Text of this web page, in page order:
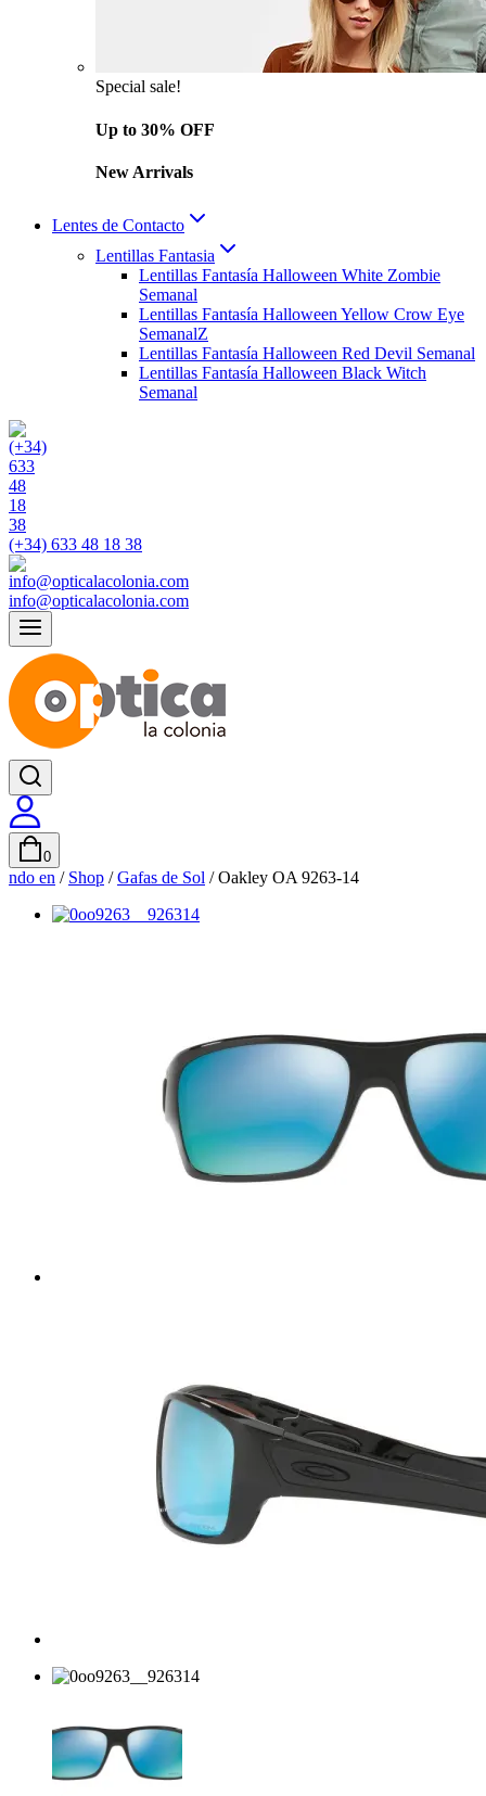
Special sale!
Up to 30% OFF
New Arrivals
Lentes de Contacto
Lentillas Fantasia
Lentillas Fantasía Halloween White Zombie
Semanal
Lentillas Fantasía Halloween Yellow Crow Eye
SemanalZ
Lentillas Fantasía Halloween Red Devil Semanal
Lentillas Fantasía Halloween Black Witch
Semanal
(+34) 633 48 18 38
info@opticalacolonia.com
0
ndo en / Shop / Gafas de Sol / Oakley OA 9263-14